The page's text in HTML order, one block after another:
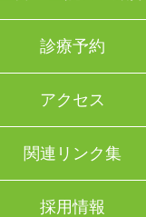
診療予約
アクセス
関連リンク集
採用情報